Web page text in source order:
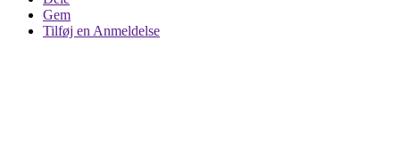
Gem
Tilføj en Anmeldelse